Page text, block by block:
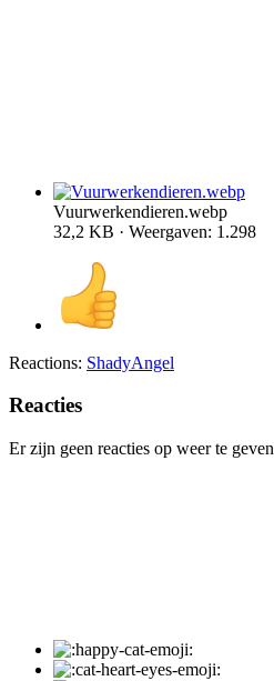
Vuurwerkendieren.webp
32,2 KB · Weergaven: 1.298
Reactions: ShadyAngel
Reacties
Er zijn geen reacties op weer te geven